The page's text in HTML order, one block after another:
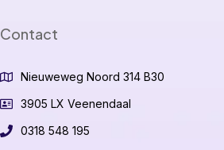
Contact
Nieuweweg Noord 314 B30
3905 LX Veenendaal
0318 548 195